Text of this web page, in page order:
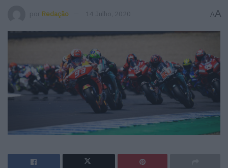
por Redação 14 Julho, 2020 AA